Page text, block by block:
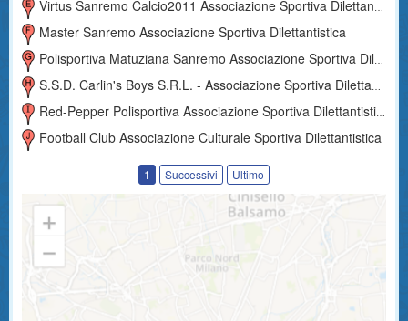
Virtus Sanremo Calcio2011 Associazione Sportiva Dilettantistica
Master Sanremo Associazione Sportiva Dilettantistica
Polisportiva Matuziana Sanremo Associazione Sportiva Dilettantistica
S.s.d. Carlin's Boys S.r.l. - Associazione Sportiva Dilettantistica
Red-Pepper Polisportiva Associazione Sportiva Dilettantistica
Football Club Associazione Culturale Sportiva Dilettantistica
1 Successivi Ultimo